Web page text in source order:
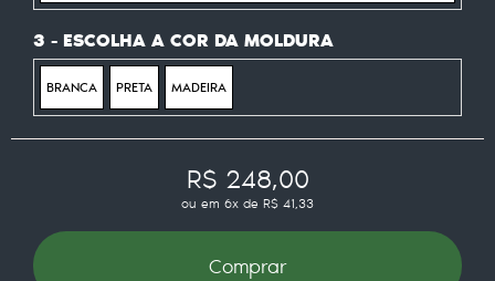
3 - ESCOLHA A COR DA MOLDURA
BRANCA PRETA MADEIRA
R$ 248,00
ou em 6x de R$ 41,33
Comprar